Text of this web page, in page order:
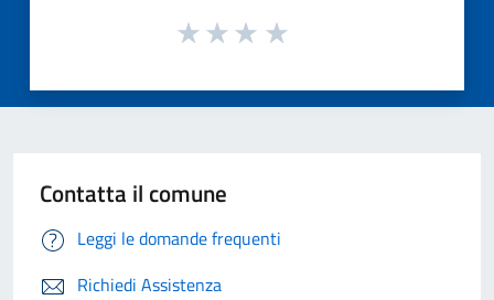
Contatta il comune
Leggi le domande frequenti
Richiedi Assistenza